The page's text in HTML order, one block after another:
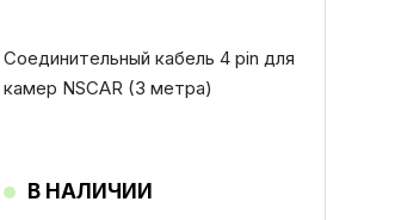
Соединительный кабель 4 pin для
камер NSCAR (3 метра)
В НАЛИЧИИ